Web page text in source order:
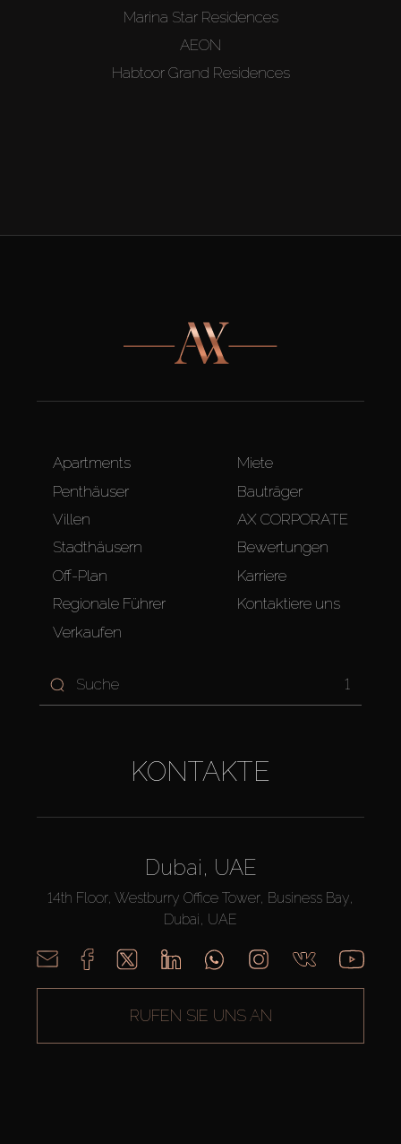
Marina Star Residences
AEON
Habtoor Grand Residences
Apartments
Penthäuser
Villen
Stadthäusern
Off-Plan
Regionale Führer
Verkaufen
Miete
Bauträger
AX CORPORATE
Bewertungen
Karriere
Kontaktiere uns
1
KONTAKTE
Dubai, UAE
14th Floor, Westburry Office Tower, Business Bay,
Dubai, UAE
RUFEN SIE UNS AN